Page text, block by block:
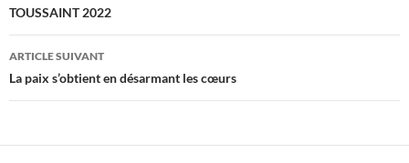
des
articles
TOUSSAINT 2022
ARTICLE SUIVANT
La paix s’obtient en désarmant les cœurs